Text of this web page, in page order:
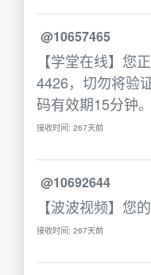
@10657465
【学堂在线】您
4426，切勿将验
码有效期15分钟。
接收时间: 267天前
@10692644
【波波视频】您
接收时间: 267天前